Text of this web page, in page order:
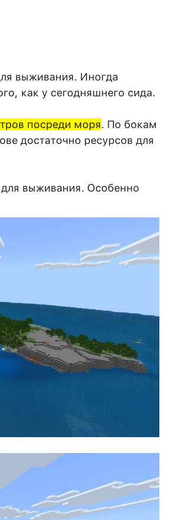
выживания. Иногда
как у сегодняшнего сида.
посреди моря. По бокам
достаточно ресурсов для
выживания. Особенно